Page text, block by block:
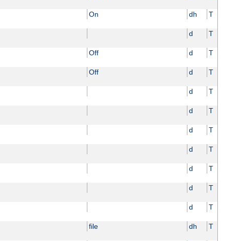
On dh T
d T
Off d T
Off d T
d T
d T
d T
d T
d T
d T
d T
file dh T